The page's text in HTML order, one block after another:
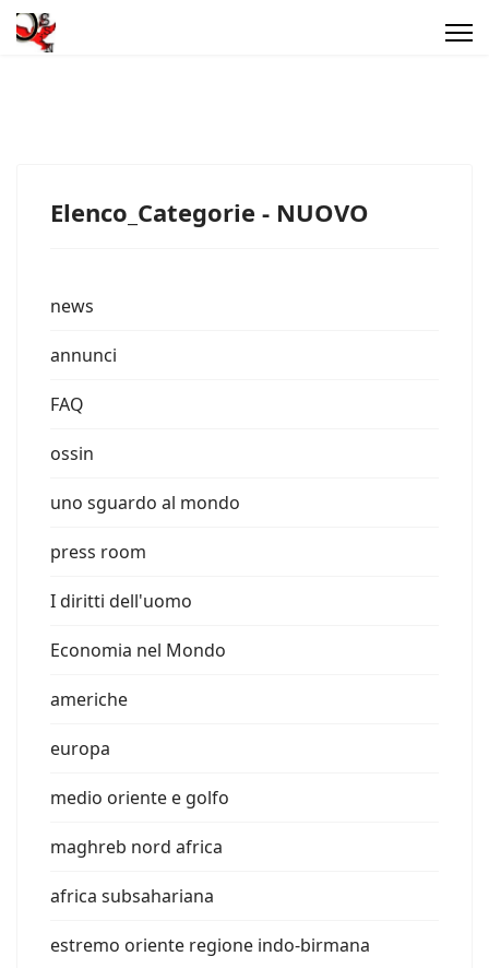
Elenco_Categorie - NUOVO
news
annunci
FAQ
ossin
uno sguardo al mondo
press room
I diritti dell'uomo
Economia nel Mondo
americhe
europa
medio oriente e golfo
maghreb nord africa
africa subsahariana
estremo oriente regione indo-birmana